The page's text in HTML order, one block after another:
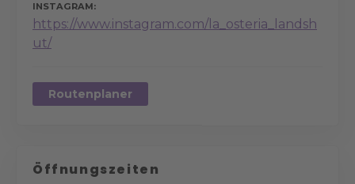
INSTAGRAM
https://www.instagram.com/la_osteria_landsh
ut/
Routenplaner
Öffnungszeiten